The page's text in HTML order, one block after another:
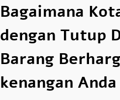
Bagaimana
dengan Tutup
Barang
kenangan Anda